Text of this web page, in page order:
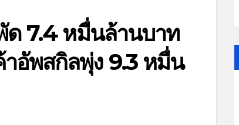
ด 7.4 หมื่นล้านบาท
อัพสกิลพุ่ง 9.3 หมื่น